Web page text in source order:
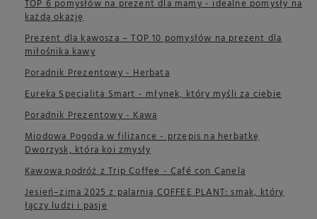
TOP 6 pomysłów na prezent dla mamy - idealne pomysły na
każdą okazję
Prezent dla kawosza – TOP 10 pomysłów na prezent dla
miłośnika kawy
Poradnik Prezentowy - Herbata
Eureka Specialita Smart - młynek, który myśli za ciebie
Poradnik Prezentowy - Kawa
Miodowa Pogoda w filiżance - przepis na herbatkę
Dworzysk, która koi zmysły
Kawowa podróż z Trip Coffee - Café con Canela
Jesień–zima 2025 z palarnią COFFEE PLANT: smak, który
łączy ludzi i pasje